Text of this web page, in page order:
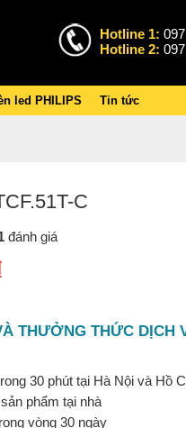
Hotline 1:
Hotline 2:
led PHILIPS Tin tức
C
đánh giá
THƯỞNG THỨC DỊCH
30 phút tại Hà Nội và Hồ
phẩm tại nhà
vòng 30 ngày